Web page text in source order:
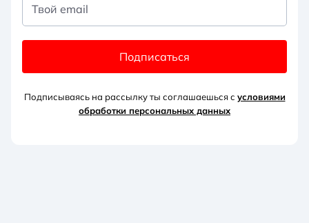
Твой email
Подписаться
Подписываясь на рассылку ты соглашаешься с условиями
обработки персональных данных